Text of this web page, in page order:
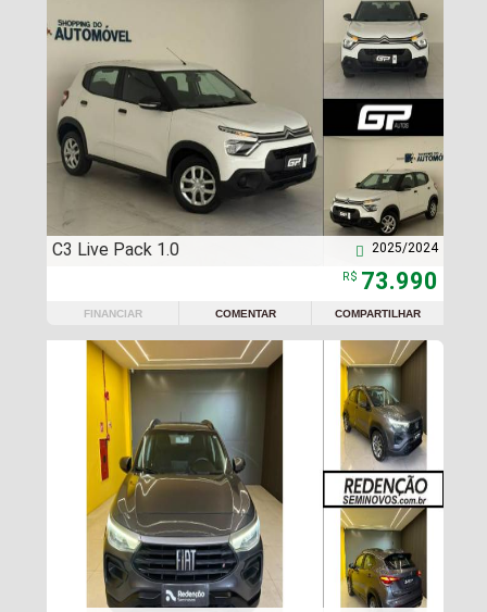
C3 Live Pack 1.0 2025/2024

R$ 73.990
FINANCIAR COMENTAR COMPARTILHAR